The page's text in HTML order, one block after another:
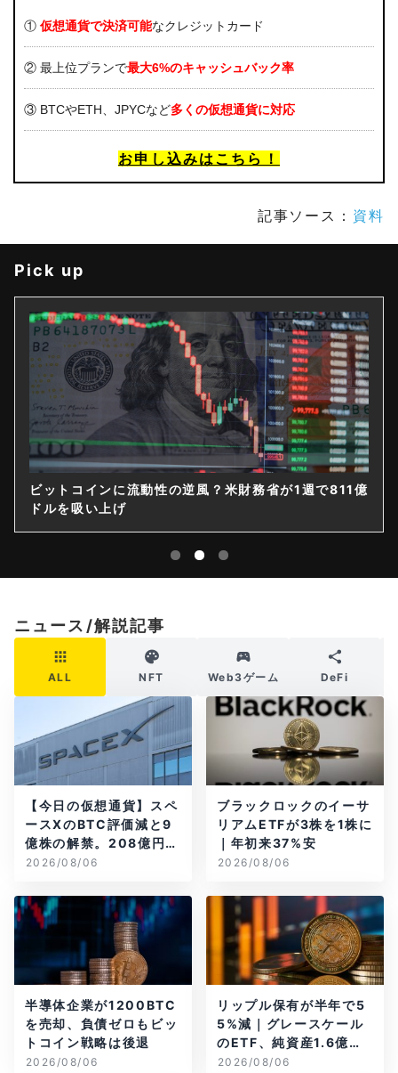
① 仮想通貨で決済可能なクレジットカード
② 最上位プランで最大6%のキャッシュバック率
③ BTCやETH、JPYCなど多くの仮想通貨に対応
お申し込みはこちら！
記事ソース： 資料
Pick up
811億
ゲームストップ、保有4710BTCのうち直接保有は
｜14億ドル社債を株式化
ニュース/解説記事
ALL NFT Web3ゲーム DeFi
【今日の仮想通貨】スペ
ースXのBTC評価減と9
億株の解禁。208億円相
当のBTCが盗難
2026/08/06
ブラックロックのイーサ
リアムETFが3株を1株に
｜年初来37%安
2026/08/06
半導体企業が1200BTC
を売却、負債ゼロもビッ
トコイン戦略は後退
2026/08/06
リップル保有が半年で5
5%減｜グレースケール
のETF、純資産1.6億ド
ル減
2026/08/06